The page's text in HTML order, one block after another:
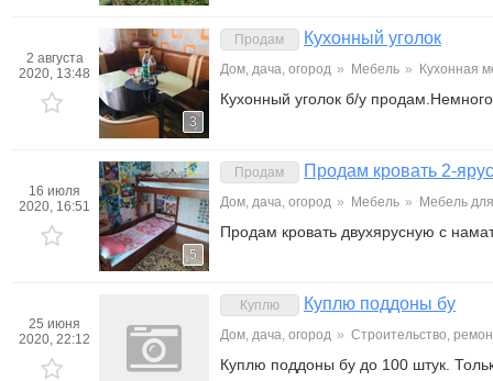
2 августа
2020, 13:48
3
Продам Кухонный уголок
Дом, дача, огород » Мебель » Кухонная
Кухонный уголок б/у
16 июля
2020, 16:51
5
Продам Продам кровать 2-
Дом, дача, огород » Мебель » Мебель
Продам кровать двухярусную с
25 июня
2020, 22:12
Куплю Куплю поддоны бу
Дом, дача, огород » Строительство,
Куплю поддоны бу до 100 штук.